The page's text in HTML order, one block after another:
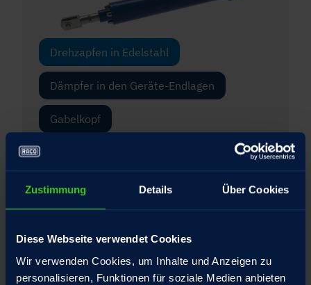
Zustimmung Details Über Cookies
Diese Webseite verwendet Cookies
Wir verwenden Cookies, um Inhalte und Anzeigen zu
personalisieren, Funktionen für soziale Medien anbieten
Drehzapfen in Edelstahl
Dämpfer in den Geräte-Endlagen
Gabelkopf
Integrierte Drehmomentstütze für die
Interner Federtopf mit patentiertem